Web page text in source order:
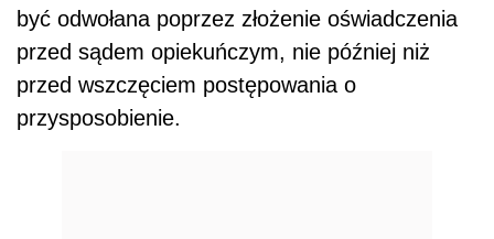
być odwołana poprzez złożenie oświadczenia
przed sądem opiekuńczym, nie później niż
przed wszczęciem postępowania o
przysposobienie.